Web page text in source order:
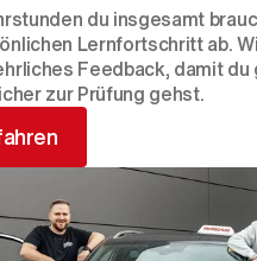
du insgesamt
Lernfortschritt ab.
Feedback, damit du
zur Prüfung gehst.